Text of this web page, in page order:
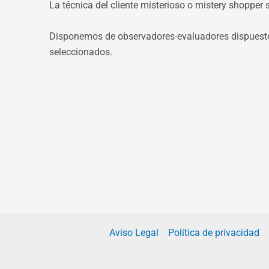
La técnica del cliente misterioso o mistery
Disponemos de observadores-evaluadores
seleccionados.
Aviso Legal Política de privacidad